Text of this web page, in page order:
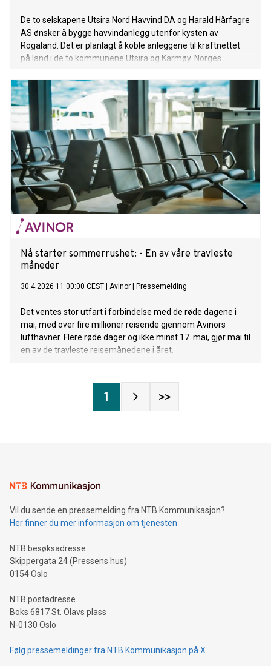
De to selskapene Utsira Nord Havvind DA og Harald Hårfagre
AS ønsker å bygge havvindanlegg utenfor kysten av
Rogaland. Det er planlagt å koble anleggene til kraftnettet
på land i de to kommunene Utsira og Karmøy. Norges
høring og folkemøter i juni.
Nå starter sommerrushet: - En av våre travleste
måneder
30.4.2026 11:00:00 CEST Avinor Pressemelding
Det ventes stor utfart i forbindelse med de røde dagene i
mai, med over fire millioner reisende gjennom Avinors
lufthavner. Flere røde dager og ikke minst 17. mai, gjør mai til
en av de travleste reisemånedene i året.
1 >>
Vil du sende en pressemelding fra NTB Kommunikasjon?
Her finner du mer informasjon om tjenesten
NTB besøksadresse
Skippergata 24 (Pressens hus)
0154 Oslo
NTB postadresse
Boks 6817 St. Olavs plass
N-0130 Oslo
Følg pressemeldinger fra NTB Kommunikasjon på X